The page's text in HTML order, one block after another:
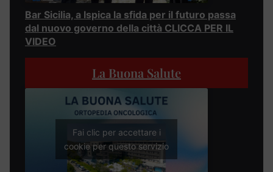
Bar Sicilia, a Ispica la sfida per il futuro passa
dal nuovo governo della città CLICCA PER IL
VIDEO
La Buona Salute
Fai clic per accettare i
cookie per questo servizio